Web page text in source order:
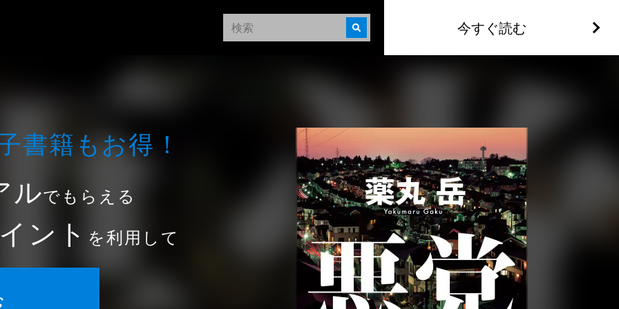
今すぐ読む
書籍もお得！
ルでもらえる
ント を利用して